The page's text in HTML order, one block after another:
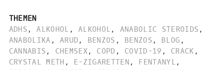
THEMEN
ADHS , ALKOHOL , ALKOHOL , ANABOLIC STEROIDS ,
ANABOLIKA , ARUD , BENZOS , BENZOS , BLOG ,
CANNABIS , CHEMSEX , COPD , COVID-19 , CRACK ,
CRYSTAL METH , E-ZIGARETTEN , FENTANYL ,